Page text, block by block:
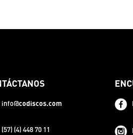
info@codiscos.com
(57) (4) 448 70 11